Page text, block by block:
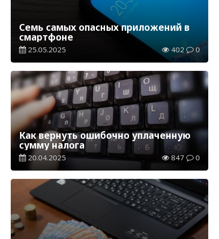
Семь самых опасных приложений в
смартфоне
25.05.2025 402 0
Как вернуть ошибочно уплаченную
сумму налога
20.04.2025 847 0